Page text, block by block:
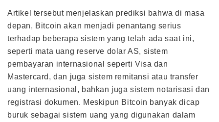
Artikel tersebut menjelaskan prediksi bahwa di masa
depan, Bitcoin akan menjadi penantang serius
terhadap beberapa sistem yang telah ada saat ini,
seperti mata uang reserve dolar AS, sistem
pembayaran internasional seperti Visa dan
Mastercard, dan juga sistem remitansi atau transfer
uang internasional, bahkan juga sistem notarisasi dan
registrasi dokumen. Meskipun Bitcoin banyak dicap
buruk sebagai sistem uang yang digunakan dalam